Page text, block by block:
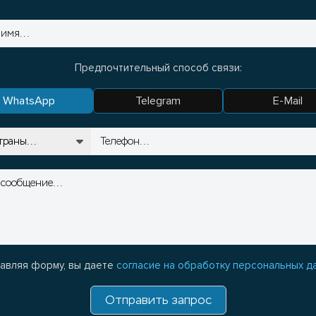
Предпочтительный способ связи:
WhatsApp Telegram E-Mail
форму, вы даете согласие на обработку персональных
Отправить запрос